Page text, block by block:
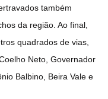
também
da região. Ao final,
quadrados de vias,
Neto, Governador
Balbino, Beira Vale e